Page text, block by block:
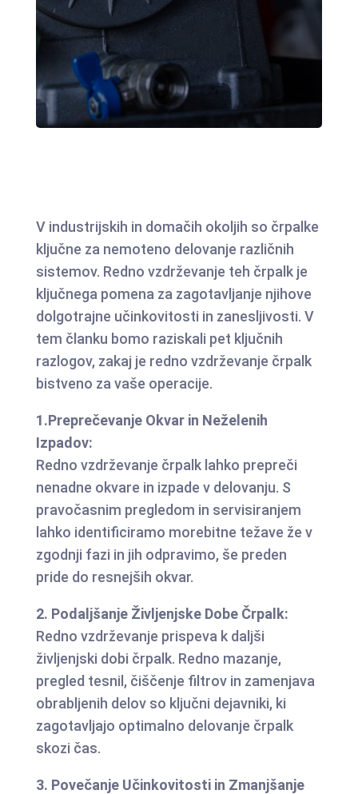
V industrijskih in domačih okoljih so črpalke
ključne za nemoteno delovanje različnih
sistemov. Redno vzdrževanje teh črpalk je
ključnega pomena za zagotavljanje njihove
dolgotrajne učinkovitosti in zanesljivosti. V
tem članku bomo raziskali pet ključnih
razlogov, zakaj je redno vzdrževanje črpalk
bistveno za vaše operacije.
1.Preprečevanje Okvar in Neželenih
Izpadov:
Redno vzdrževanje črpalk lahko prepreči
nenadne okvare in izpade v delovanju. S
pravočasnim pregledom in servisiranjem
lahko identificiramo morebitne težave že v
zgodnji fazi in jih odpravimo, še preden
pride do resnejših okvar.
2. Podaljšanje Življenjske Dobe Črpalk:
Redno vzdrževanje prispeva k daljši
življenjski dobi črpalk. Redno mazanje,
pregled tesnil, čiščenje filtrov in zamenjava
obrabljenih delov so ključni dejavniki, ki
zagotavljajo optimalno delovanje črpalk
skozi čas.
3. Povečanje Učinkovitosti in Zmanjšanje